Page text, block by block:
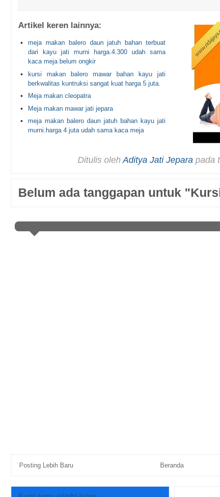
Artikel keren lainnya:
meja makan balero daun jatuh bahan terbuat
dari kayu jati murni harga.4.300 udah sama
kaca meja belum ongkir
kursi makan balero mawar bahan kayu jati
berkwalitas kuntruksi sangat kuat harga 5 juta.
Meja makan cleopatra
Meja makan mawar jati jepara
meja makan balero daun jatuh bahan kayu jati
murni.harga 4 juta udah sama kaca meja
Ditulis olehAditya Jati Jepara pada
Belum ada tanggapan untuk
Posting Lebih Baru Beranda